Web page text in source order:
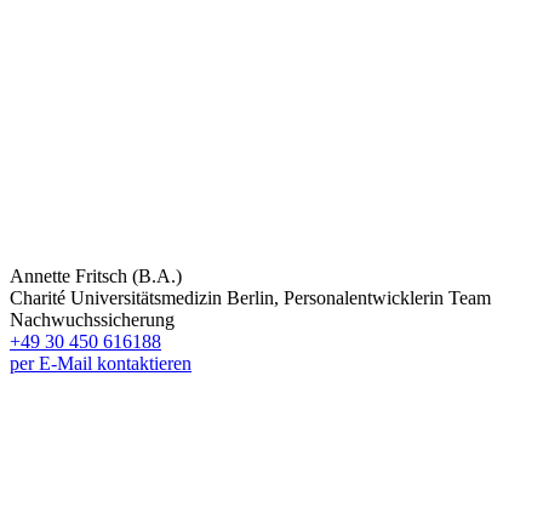
Annette Fritsch (B.A.)
Charité Universitätsmedizin Berlin, Personalentwicklerin Team
Nachwuchssicherung
+49 30 450 616188
per E-Mail kontaktieren